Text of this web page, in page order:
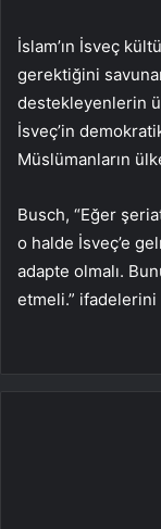
İslam’ın İsveç
gerektiğini
destekleyenlerin
İsveç’in
Müslümanların
Busch, “Eğer
o halde İsveç’e
adapte olmalı.
etmeli.” ifadelerini